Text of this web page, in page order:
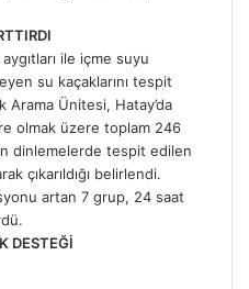
ile içme suyu
su kaçaklarını tespit
Arama Ünitesi, Hatay’da
olmak üzere toplam 246
dinlemelerde tespit edilen
çıkarıldığı belirlendi.
artan 7 grup, 24 saat
DESTEĞİ